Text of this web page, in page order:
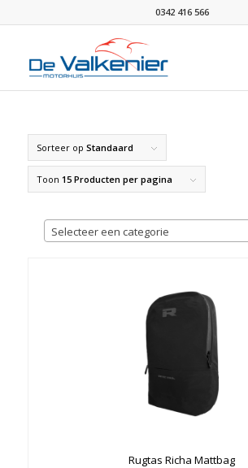
0342 416 566
Sorteer op Standaard
Toon 15 Producten per pagina
Selecteer een categorie
Rugtas Richa Mattbag